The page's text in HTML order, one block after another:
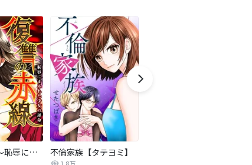
復讐の赤線～恥辱にまみれた少女の運命～【タテヨミ】 不倫家族【タテヨミ】
1.8万